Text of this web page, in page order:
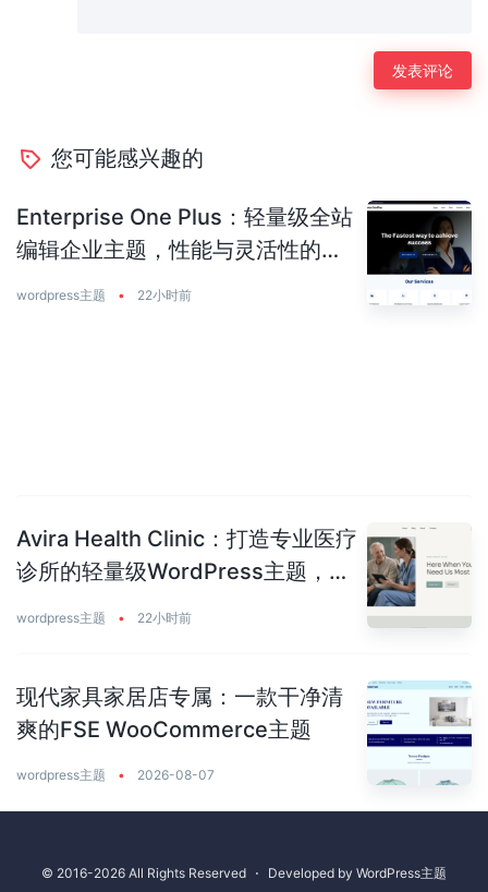
您可能感兴趣的
Enterprise One Plus：轻量级全站
编辑企业主题，性能与灵活性的完
wordpress主题 • 22小时前
Avira Health Clinic：打造专业医疗
诊所的轻量级WordPress主题，让
wordpress主题 • 22小时前
现代家具家居店专属：一款干净清
爽的FSE WooCommerce主题
wordpress主题 • 2026-08-07
© 2016-2026 All Rights Reserved ⋅ Developed by WordPress主题